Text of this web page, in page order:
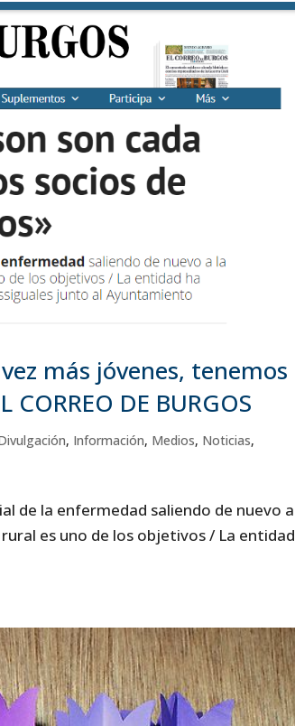
más jóvenes, tenemos
DE BURGOS
, Información, Medios, Noticias,
de la enfermedad saliendo de nuevo a
es uno de los objetivos / La entidad